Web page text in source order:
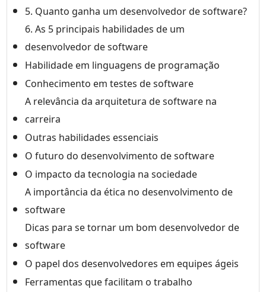
5. Quanto ganha um desenvolvedor de software?
6. As 5 principais habilidades de um
desenvolvedor de software
Habilidade em linguagens de programação
Conhecimento em testes de software
A relevância da arquitetura de software na
carreira
Outras habilidades essenciais
O futuro do desenvolvimento de software
O impacto da tecnologia na sociedade
A importância da ética no desenvolvimento de
software
Dicas para se tornar um bom desenvolvedor de
software
O papel dos desenvolvedores em equipes ágeis
Ferramentas que facilitam o trabalho